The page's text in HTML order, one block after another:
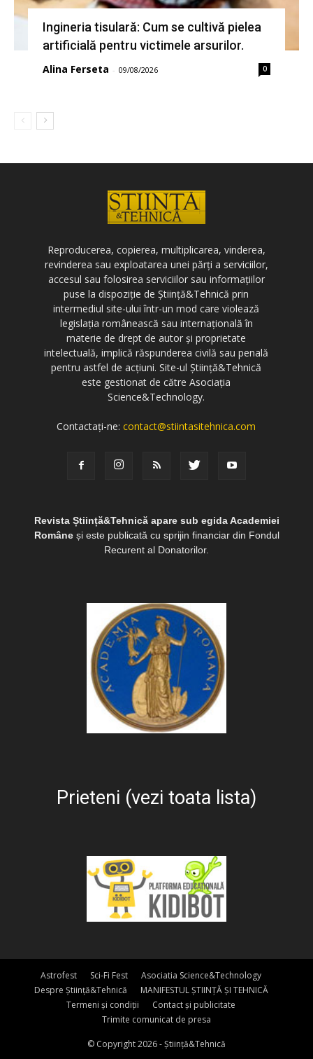
Ingineria tisulară: Cum se cultivă pielea
artificială pentru victimele arsurilor.
Alina Ferseta - 09/08/2026 0
Reproducerea, copierea, multiplicarea, vinderea,
revinderea sau exploatarea unei părți a serviciilor,
accesul sau folosirea serviciilor sau informațiilor
puse la dispoziție de Știință&Tehnică prin
intermediul site-ului într-un mod care violează
legislația românească sau internațională în
materie de drept de autor și proprietate
intelectuală, implică răspunderea civilă sau penală
pentru astfel de acțiuni. Site-ul Știință&Tehnică
este gestionat de către Asociația
Science&Technology.
Contactați-ne:contact@stiintasitehnica.com
Revista Știință&Tehnică apare sub egida Academiei
Româneși este publicată cu sprijin financiar din Fondul
Recurent al Donatorilor.
Prieteni (vezi toata lista)
Astrofest Sci-Fi Fest
Asociatia Science&Technology
Despre Știință&Tehnică
MANIFESTUL ȘTIINȚĂ ȘI TEHNICĂ
Termeni și condiții
Contact și publicitate
Trimite comunicat de presa
© Copyright 2026 - Știință&Tehnică